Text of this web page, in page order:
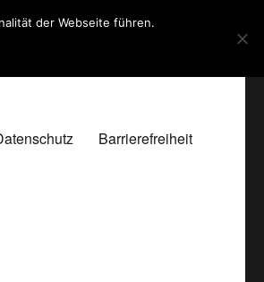
Barrierefreiheit
der Webseite führen.